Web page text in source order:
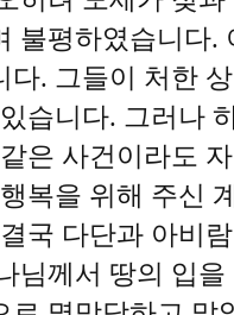
불평하였습니다.
다. 그들이 처한
습니다. 그러나
은 사건이라도
복을 위해 주신
국 다단과 아비
님께서 땅의 입